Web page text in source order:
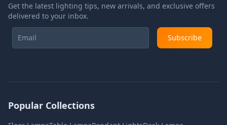
Get the latest lighting tips, new arrivals, and exclusive offers
delivered to your inbox.
Subscribe
Popular Collections